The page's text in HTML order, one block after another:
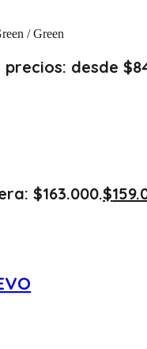
/ Green
desde
$163.000.$